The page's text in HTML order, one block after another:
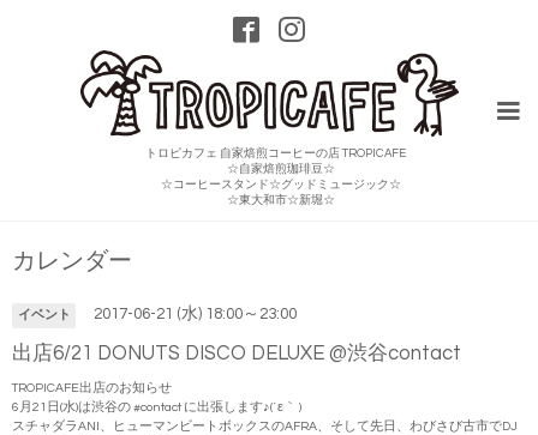
トロピカフェ 自家焙煎コーヒーの店 TROPICAFE
☆自家焙煎珈琲豆☆
☆コーヒースタンド☆グッドミュージック☆
☆東大和市☆新堀☆
カレンダー
イベント 2017-06-21 (水) 18:00～23:00
出店6/21 DONUTS DISCO DELUXE @渋谷contact
TROPICAFE出店のお知らせ
6月21日(水)は渋谷の#contact に出張します♪(´ε｀ )
スチャダラANI、ヒューマンビートボックスのAFRA、そして先日、わびさび古市でDJ